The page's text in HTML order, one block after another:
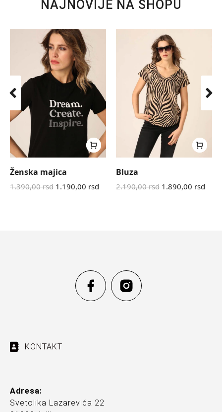
NAJNOVIJE NA SHOPU
Ženska majica
1.390,00rsd 1.190,00 rsd
Bluza
2.190,00rsd 1.890,00 rsd
KONTAKT
Adresa:
Svetolika Lazarevića 22